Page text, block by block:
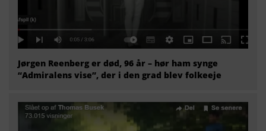
Jørgen Reenberg er død, 96 år – hør ham synge
“Admiralens vise”, der i den grad blev folkeeje